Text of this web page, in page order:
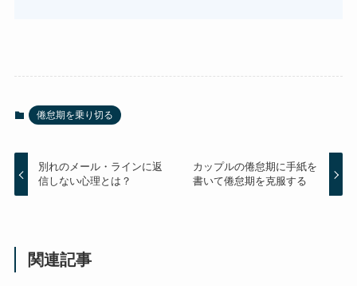
倦怠期を乗り切る
別れのメール・ラインに返
信しない心理とは？
カップルの倦怠期に手紙を
書いて倦怠期を克服する
関連記事